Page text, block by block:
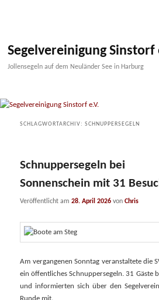
Segelvereinigung Sinstorf
Jollensegeln auf dem Neuländer See in Harburg
SCHLAGWORTARCHIV:SCHNUPPERSEGELN
Schnuppersegeln bei
Sonnenschein mit 31
Veröffentlicht am28. April 2026 vonChris
Am vergangenen Sonntag veranstaltete die
ein öffentliches Schnuppersegeln. 31 Gäste
und informierten sich über den
Runde mit.